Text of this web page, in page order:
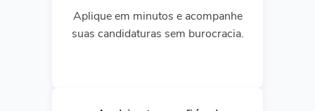
Aplique em minutos e acompanhe
suas candidaturas sem burocracia.